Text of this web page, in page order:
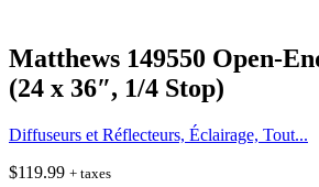
Matthews 149550 Open-
(24 x 36″, 1/4 Stop)
Diffuseurs et Réflecteurs, Éclairage, Tout...
$119.99 + taxes